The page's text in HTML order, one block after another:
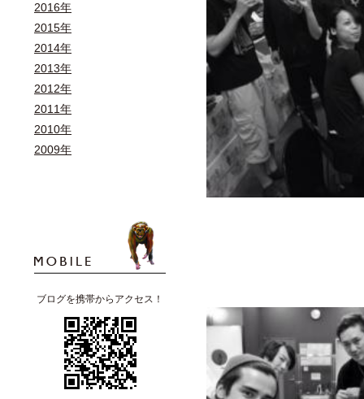
2016年
2015年
2014年
2013年
2012年
2011年
2010年
2009年
ブログを携帯からアクセス！